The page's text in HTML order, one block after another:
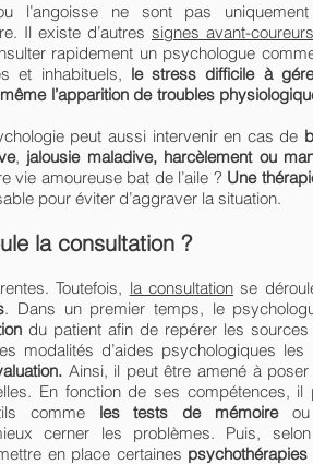
l’angoisse ne sont pas
Il existe d’autres signes avant-coureurs
rapidement un psychologue
et inhabituels, le stress difficile à
l’apparition de troubles
peut aussi intervenir en cas de
, jalousie maladive, harcèlement ou
vie amoureuse bat de l’aile ? Une
pour éviter d’aggraver la situation.
la consultation ?
Toutefois, la consultation se
. Dans un premier temps, le
du patient afin de repérer les
modalités d’aides psychologiques les
Ainsi, il peut être amené à
En fonction de ses compétences, il
comme les tests de mémoireou
cerner les problèmes. Puis,
en place certaines psychothérapies